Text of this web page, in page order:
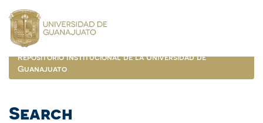
navigation
Repositorio Institucional de la Universidad de
Guanajuato
Search